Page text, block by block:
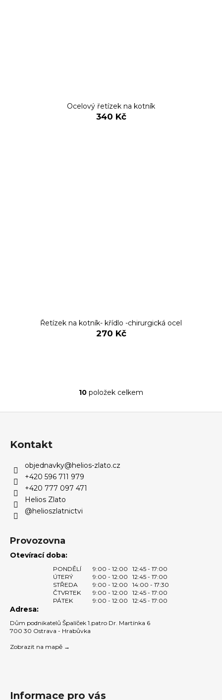
Ocelový řetízek na kotník
340 Kč
Řetízek na kotník- křídlo -chirurgická ocel
270 Kč
O
c
i
s
u
10 položek celkem
Kontakt
objednavky@helios-zlato.cz
+420 596 711 979
+420 777 097 471
Helios Zlato
@helioszlatnictvi
Provozovna
Otevírací doba:
PONDĚLÍ 9:00 - 12:00
12:45 - 17:00
ÚTERÝ
9:00 - 12:00
12:45 - 17:00
STŘEDA
9:00 - 12:00
14:00 - 17:30
ČTVRTEK
9:00 - 12:00
12:45 - 17:00
PÁTEK
9:00 - 12:00 12:45 - 17:00
Adresa:
Dům podnikatelů Špalíček 1.patro Dr. Martínka 6
700 30 Ostrava - Hrabůvka
Zobrazit na mapě →
Informace pro vás